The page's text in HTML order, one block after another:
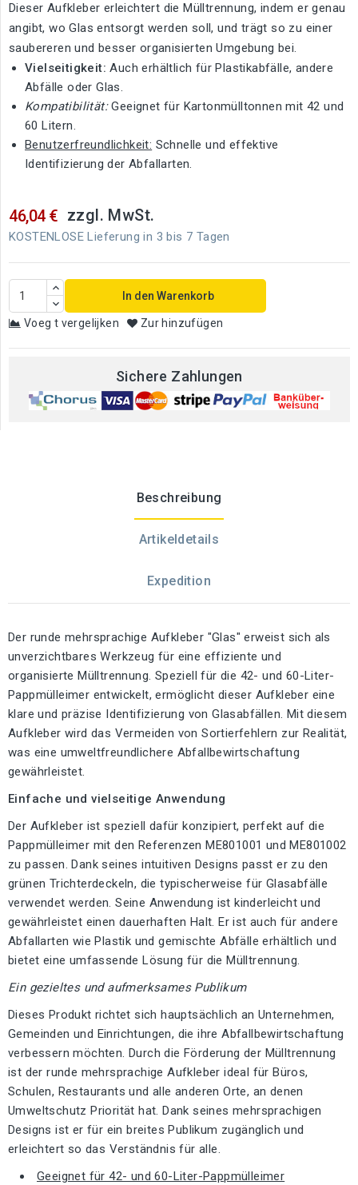
Dieser Aufkleber erleichtert die Mülltrennung, indem er genau
angibt, wo Glas entsorgt werden soll, und trägt so zu einer
saubereren und besser organisierten Umgebung bei.
Vielseitigkeit: Auch erhältlich für Plastikabfälle, andere
Abfälle oder Glas.
Kompatibilität:Geeignet für Kartonmülltonnen mit 42 und
60 Litern.
Benutzerfreundlichkeit: Schnelle und effektive
Identifizierung der Abfallarten.
46,04 € zzgl. MwSt.
KOSTENLOSE Lieferung in 3 bis 7 Tagen
In den Warenkorb
Voeg t vergelijken Zur hinzufügen
Sichere Zahlungen
Beschreibung
Artikeldetails
Expedition
Der runde mehrsprachige Aufkleber "Glas" erweist sich als
unverzichtbares Werkzeug für eine effiziente und
organisierte Mülltrennung. Speziell für die 42- und 60-Liter-
Pappmülleimer entwickelt, ermöglicht dieser Aufkleber eine
klare und präzise Identifizierung von Glasabfällen. Mit diesem
Aufkleber wird das Vermeiden von Sortierfehlern zur Realität,
was eine umweltfreundlichere Abfallbewirtschaftung
gewährleistet.
Einfache und vielseitige Anwendung
Der Aufkleber ist speziell dafür konzipiert, perfekt auf die
Pappmülleimer mit den Referenzen ME801001 und ME801002
zu passen. Dank seines intuitiven Designs passt er zu den
grünen Trichterdeckeln, die typischerweise für Glasabfälle
verwendet werden. Seine Anwendung ist kinderleicht und
gewährleistet einen dauerhaften Halt. Er ist auch für andere
Abfallarten wie Plastik und gemischte Abfälle erhältlich und
bietet eine umfassende Lösung für die Mülltrennung.
Ein gezieltes und aufmerksames Publikum
Dieses Produkt richtet sich hauptsächlich an Unternehmen,
Gemeinden und Einrichtungen, die ihre Abfallbewirtschaftung
verbessern möchten. Durch die Förderung der Mülltrennung
ist der runde mehrsprachige Aufkleber ideal für Büros,
Schulen, Restaurants und alle anderen Orte, an denen
Umweltschutz Priorität hat. Dank seines mehrsprachigen
Designs ist er für ein breites Publikum zugänglich und
erleichtert so das Verständnis für alle.
Geeignet für 42- und 60-Liter-Pappmülleimer